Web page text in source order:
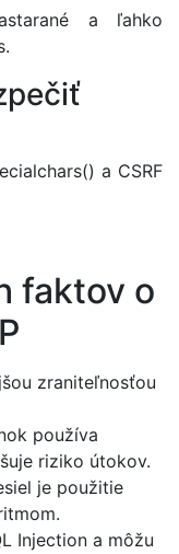
a ľahko
a CSRF
faktov o
zraniteľnosťou
používa
riziko útokov.
je použitie
Injection a môžu